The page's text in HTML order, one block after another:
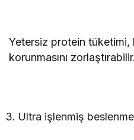
Yetersiz protein tüketimi,
korunmasını zorlaştırabilir.
Ultra işlenmiş